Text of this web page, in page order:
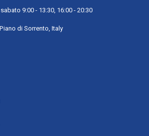
energetica : A
per ciclo : 0,542 kWh
spento) : 0,5 W
di lavaggio (UE 2017/1369) : 31,9
mm
mm
9:00 - 13:30, 16:00 - 20:30
di Sorrento, Italy